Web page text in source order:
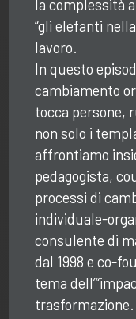
la complessità
“gli elefanti
lavoro.
In questo
cambiamento
tocca persone,
non solo i
affrontiamo
pedagogista,
processi di
consulente di
dal 1998 e
tema
trasformazione.